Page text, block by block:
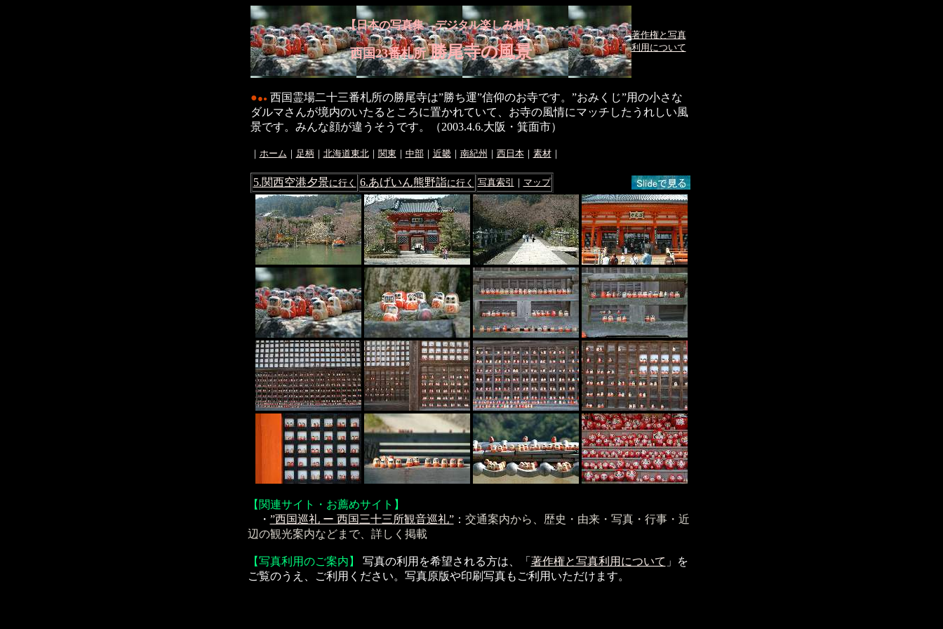
【日本の写真集 デジタル楽しみ村】
西国23番札所勝尾寺の風景
著作権と写真
利用について
●●● 西国霊場二十三番札所の勝尾寺は”勝ち運”信仰のお寺です。”おみくじ”用の小さな
ダルマさんが境内のいたるところに置かれていて、お寺の風情にマッチしたうれしい風
景です。みんな顔が違うそうです。（2003.4.6.大阪・箕面市）
｜ ホーム ｜ 足柄｜ 北海道東北｜ 関東 ｜ 中部｜ 近畿｜ 南紀州 ｜ 西日本｜ 素材｜
5.関西空港夕景に行く 6.あげいん熊野詣に行く 写真索引 ｜ マップ
【関連サイト・お薦めサイト】
・ ”西国巡礼 ー 西国三十三所観音巡礼”： 交通案内から、歴史・由来・写真・行事・近
辺の観光案内などまで、詳しく掲載
【写真利用のご案内】 写真の利用を希望される方は、「 著作権と写真利用について 」を
ご覧のうえ、ご利用ください。写真原版や印刷写真もご利用いただけます。